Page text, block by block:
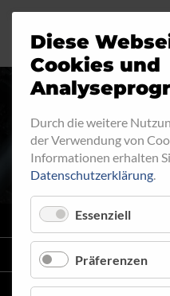
VARIO
STAHLFLEX -
Diese
Cookies und
Durch die weitere
der Verwendung von
Informationen erhalten
Datenschutzerklärung.
Essenziell
Präferenzen
Motorrad
Industrie
Automobil
Fahrrad
Ringfitting
Aussengewinde
Innengewinde
Hohlschrauben
Verteiler
Katalog
Jobs